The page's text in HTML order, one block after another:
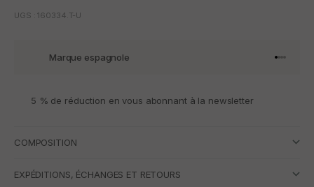
UGS : 160334.T-U
Marque espagnole Aller à
Aller à
Aller à
Aller
5 % de réduction en vous abonnant à la newsletter
COMPOSITION
EXPÉDITIONS, ÉCHANGES ET RETOURS